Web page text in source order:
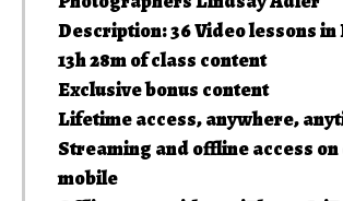
Description: 36 Video lessons in
13h 28m of class content
Exclusive bonus content
Lifetime access, anywhere,
Streaming and offline access
mobile